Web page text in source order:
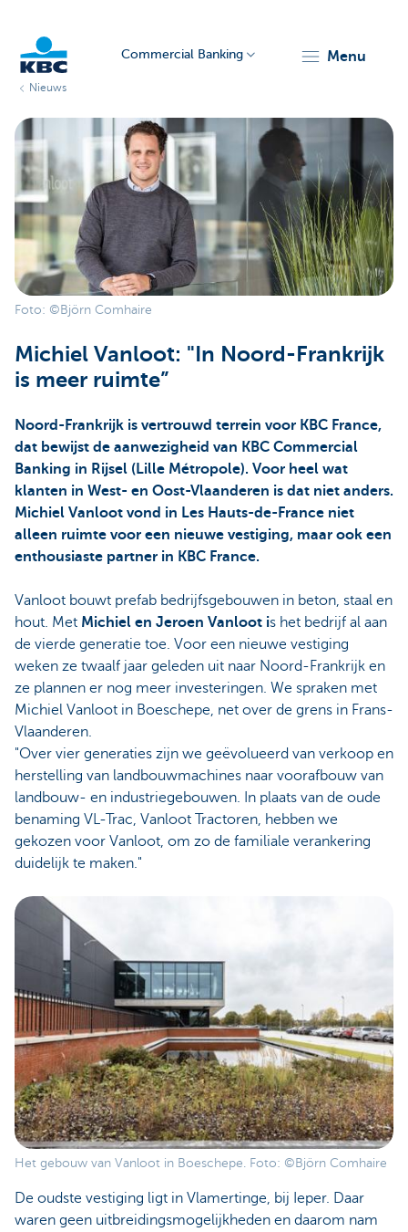
Corporate
Commercial Banking menu
Nieuws
Foto: ©Björn Comhaire
Michiel Vanloot: "In Noord-Frankrijk
is meer ruimte”
Noord-Frankrijk is vertrouwd terrein voor KBC France,
dat bewijst de aanwezigheid van KBC Commercial
Banking in Rijsel (Lille Métropole). Voor heel wat
klanten in West- en Oost-Vlaanderen is dat niet anders.
Michiel Vanloot vond in Les Hauts-de-France niet
alleen ruimte voor een nieuwe vestiging, maar ook een
enthousiaste partner in KBC France.
Vanloot bouwt prefab bedrijfsgebouwen in beton, staal en
hout. Met Michiel en Jeroen Vanloot is het bedrijf al aan
de vierde generatie toe. Voor een nieuwe vestiging
weken ze twaalf jaar geleden uit naar Noord-Frankrijk en
ze plannen er nog meer investeringen. We spraken met
Michiel Vanloot in Boeschepe, net over de grens in Frans-
Vlaanderen.
"Over vier generaties zijn we geëvolueerd van verkoop en
herstelling van landbouwmachines naar voorafbouw van
landbouw- en industriegebouwen. In plaats van de oude
benaming VL-Trac, Vanloot Tractoren, hebben we
gekozen voor Vanloot, om zo de familiale verankering
duidelijk te maken."
Het gebouw van Vanloot in Boeschepe. Foto: ©Björn Comhaire
De oudste vestiging ligt in Vlamertinge, bij Ieper. Daar
waren geen uitbreidingsmogelijkheden en daarom nam